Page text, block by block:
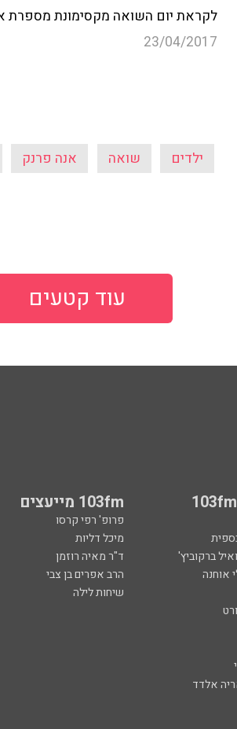
לקראת יום השואה מקסימונת מספרת
23/04/2017
ילדים שואה אנה פרנק
עוד קטעים
103fm מייעצים
פרופ' רפי קרסו
מיכל דליות
ברקוביץ'
ד"ר מאיה רוזמן
אוחנה
הרב אפרים בן צבי
שיחות לילה
אלדד